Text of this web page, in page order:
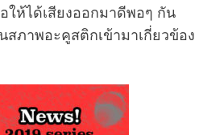
ให้ได้เสียงออกมาดีพอๆ กัน
ภาพอะคูสติกเข้ามาเกี่ยวข้อง